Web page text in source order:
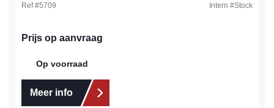
Ref #5709 Intern #Stock
Prijs op aanvraag
Op voorraad
Meer info